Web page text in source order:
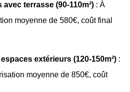
terrasse (90-110m²) : À
moyenne de 580€, coût final
extérieurs (120-150m²) :
moyenne de 850€, coût